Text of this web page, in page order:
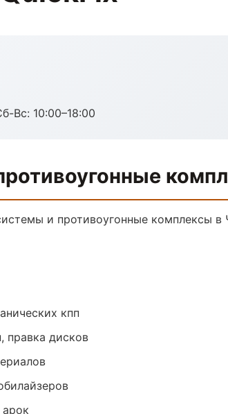
Вс: 10:00–18:00
и противоугонные комплексы
кпп
правка дисков